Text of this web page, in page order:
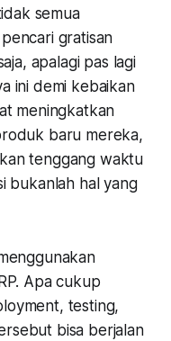
semua
gratisan
apalagi pas lagi
ini demi kebaikan
meningkatkan
baru mereka,
tenggang waktu
bukanlah hal yang
Apa cukup
, testing,
bisa berjalan